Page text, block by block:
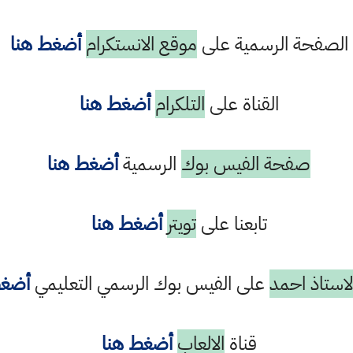
الصفحة الرسمية على موقع الانستكرام أضغط هنا
القناة على التلكرام أضغط هنا
صفحة الفيس بوك الرسميةأضغط هنا
تابعنا علىتويتر أضغط هنا
احمدعلى الفيس بوك الرسمي التعليمي
قناة الالعاب أضغط هنا